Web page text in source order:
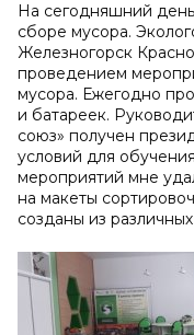
На сегодняшний
сборе мусора.
Железногорск
проведением
мусора. Ежегодно
и батареек.
союз» получен
условий для
мероприятий мне
на макеты
созданы из